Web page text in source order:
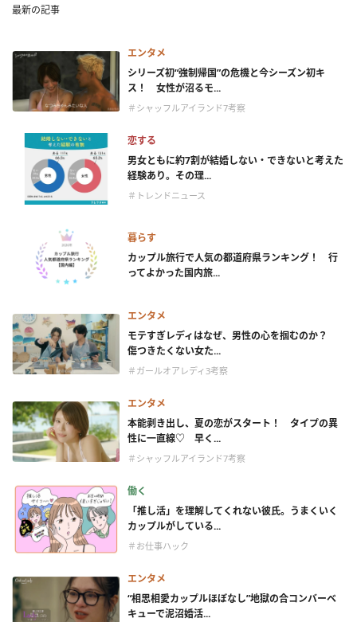
最新の記事
エンタメ
シリーズ初“強制帰国”の危機と今シーズン初キ
ス！ 女性が沼るモ...
＃シャッフルアイランド7考察
恋する
男女ともに約7割が結婚しない・できないと考えた
経験あり。その理...
＃トレンドニュース
暮らす
カップル旅行で人気の都道府県ランキング！ 行
ってよかった国内旅...
エンタメ
モテすぎレディはなぜ、男性の心を掴むのか？
傷つきたくない女た...
＃ガールオアレディ3考察
エンタメ
本能剥き出し、夏の恋がスタート！ タイプの異
性に一直線♡ 早く...
＃シャッフルアイランド7考察
働く
「推し活」を理解してくれない彼氏。うまくいく
カップルがしている...
＃お仕事ハック
エンタメ
“相思相愛カップルほぼなし”地獄の合コンバーベ
キューで泥沼婚活...